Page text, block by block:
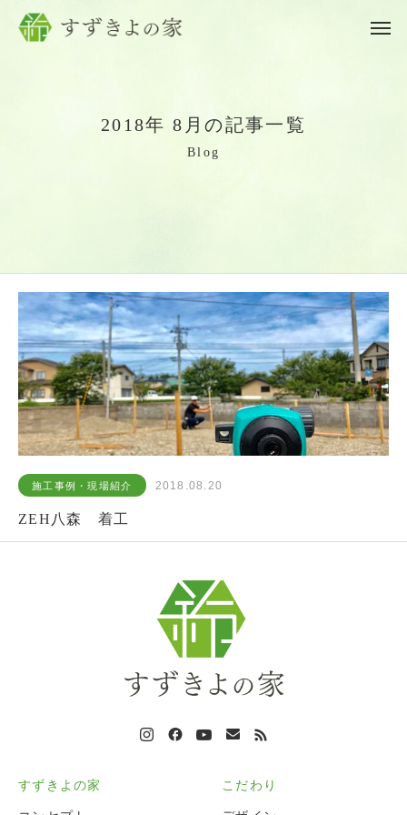
2018年 8 月の記事一 覧
Bl og
施工事例・現場紹介 2018.08.20
ZEH八森 着工
すずきよの家 こだわり